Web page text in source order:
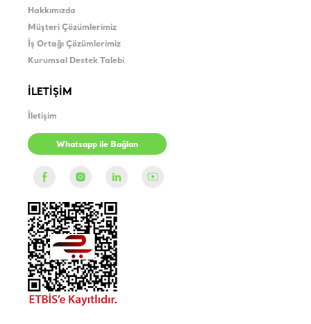
Hakkımızda
Müşteri Çözümlerimiz
İş Ortağı Çözümlerimiz
Kurumsal Destek Talebi
İLETİŞİM
İletişim
Whatsapp ile Bağlan